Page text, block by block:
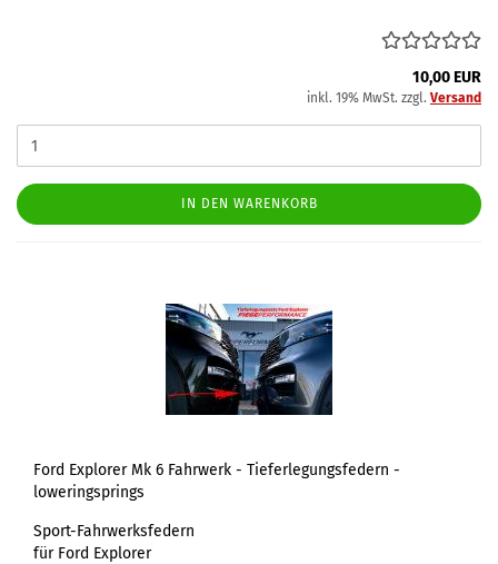
10,00 EUR
inkl. 19% MwSt. zzgl. Versand
IN DEN WARENKORB
Ford Explorer Mk 6 Fahrwerk - Tieferlegungsfedern -
loweringsprings
Sport-Fahrwerksfedern
für Ford Explorer